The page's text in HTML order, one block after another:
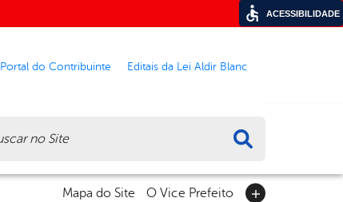
Portal do Contribuinte Editais da Lei Aldir Blanc
Mapa do Site O Vice Prefeito
ACESSIBILIDADE